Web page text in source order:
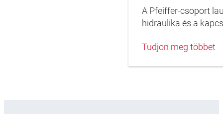
A Pfeiffer-csoport
hidraulika és a
Tudjon meg többet